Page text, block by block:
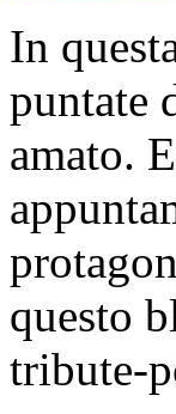
In
puntate
amato.
questo
tribute-